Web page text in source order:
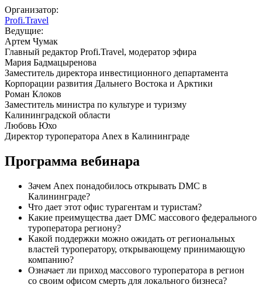
Организатор:
Profi.Travel
Ведущие:
Артем Чумак
Главный редактор Profi.Travel, модератор эфира
Мария Бадмацыренова
Заместитель директора инвестиционного департамента
Корпорации развития Дальнего Востока и Арктики
Роман Клоков
Заместитель министра по культуре и туризму
Калининградской области
Любовь Юхо
Директор туроператора Anex в Калининграде
Программа вебинара
Зачем Anex понадобилось открывать DMC в
Калининграде?
Что дает этот офис турагентам и туристам?
Какие преимущества дает DMC массового федерального
туроператора региону?
Какой поддержки можно ожидать от региональных
властей туроператору, открывающему принимающую
компанию?
Означает ли приход массового туроператора в регион
со своим офисом смерть для локального бизнеса?